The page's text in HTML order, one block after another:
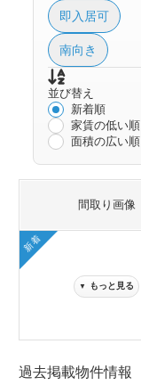
即入居可
南向き
並び替え
新着順
家賃の低い順
面積の広い順
間取り画像
新着
▼ もっと見る
過去掲載物件情報